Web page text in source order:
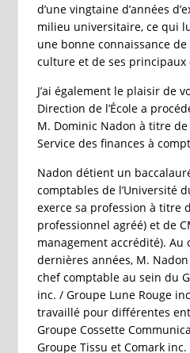
d’une vingtaine d’années
milieu universitaire, ce qui
une bonne connaissance
culture et de ses principaux
J’ai également le plaisir de
Direction de l’École a
M. Dominic Nadon à titre
Service des finances à
Nadon détient un
comptables de l’Université
exerce sa profession à titre
professionnel agréé) et de
management accrédité). Au
dernières années, M.
chef comptable au sein du
inc. / Groupe Lune Rouge
travaillé pour différentes
Groupe Cossette
Groupe Tissu et Comark